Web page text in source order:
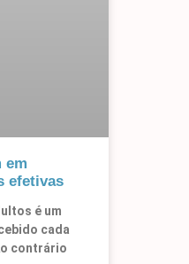
em
efetivas
é um
cada
contrário